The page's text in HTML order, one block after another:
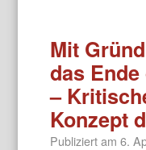
Mit
das
–
Konzept
Publiziert am 6.